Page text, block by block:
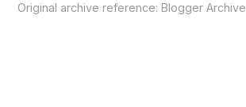
Original archive reference:Blogger Archive